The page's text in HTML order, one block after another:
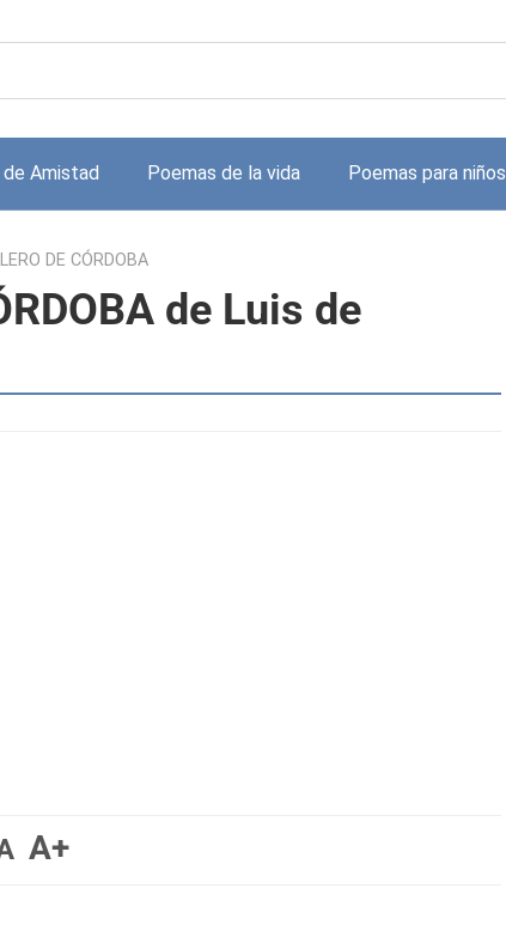
Amistad Poemas de la vida Poemas para niños
DE CÓRDOBA
de Luis de
A+